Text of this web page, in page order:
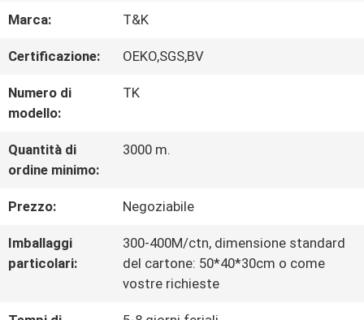
FATORY
TOUR
CONTROLLO
DI
QUALITÀ
CONTATTACI
Marca: T&K
Certificazione: OEKO,SGS,BV
Numero di
modello:
TK
Quantità di
ordine minimo:
3000 m.
Prezzo: Negoziabile
Imballaggi
particolari:
300-400M/ctn, dimensione standard
del cartone: 50*40*30cm o come
vostre richieste